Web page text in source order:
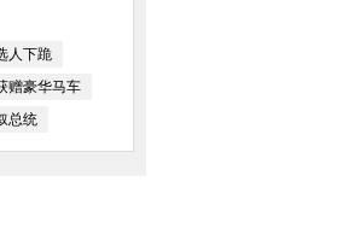
人下跪
赠豪华马车
总统